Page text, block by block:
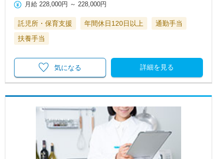
月給 228,000円 ～228,000円
託児所・保育支援 年間休日120日以上
通勤手当
扶養手当
詳細を見る
気になる